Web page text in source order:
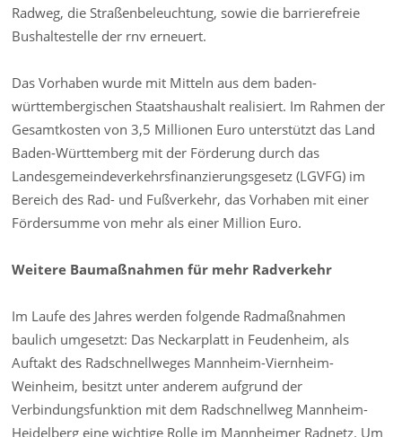
Radweg, die Straßenbeleuchtung, sowie die barrierefreie
Bushaltestelle der rnv erneuert.
Das Vorhaben wurde mit Mitteln aus dem baden-
württembergischen Staatshaushalt realisiert. Im Rahmen der
Gesamtkosten von 3,5 Millionen Euro unterstützt das Land
Baden-Württemberg mit der Förderung durch das
Landesgemeindeverkehrsfinanzierungsgesetz (LGVFG) im
Bereich des Rad- und Fußverkehr, das Vorhaben mit einer
Fördersumme von mehr als einer Million Euro.
Weitere Baumaßnahmen für mehr Radverkehr
Im Laufe des Jahres werden folgende Radmaßnahmen
baulich umgesetzt: Das Neckarplatt in Feudenheim, als
Auftakt des Radschnellweges Mannheim-Viernheim-
Weinheim, besitzt unter anderem aufgrund der
Verbindungsfunktion mit dem Radschnellweg Mannheim-
Heidelberg eine wichtige Rolle im Mannheimer Radnetz. Um